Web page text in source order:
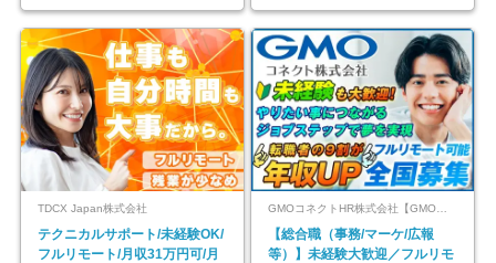
TDCX Japan株式会社
テクニカルサポート/未経験OK/
フルリモート/月収31万円可/月
GMOコネクトHR株式会社【GMOインターネットグループ】
【総合職（事務/マーケ/広報
等）】未経験大歓迎／フルリモ